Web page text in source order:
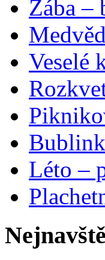
Žába –
Veselé
Léto –